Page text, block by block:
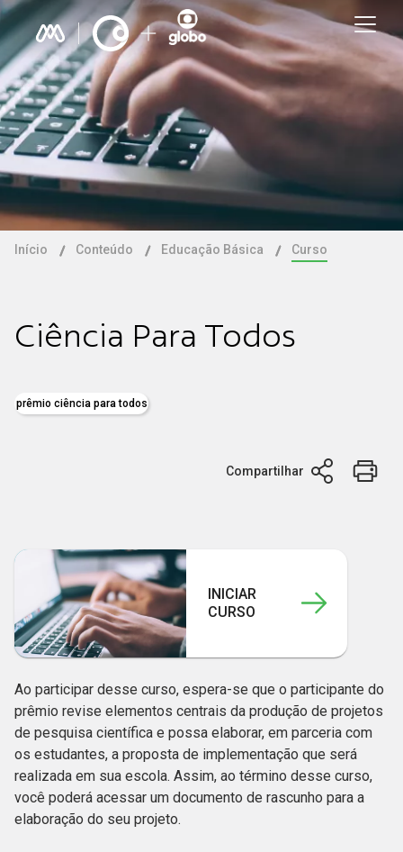
Início Conteúdo Educação Básica Curso
Ciência Para Todos
prêmio ciência para todos
Compartilhar
INICIAR
CURSO
Ao participar desse curso, espera-se que o participante do
prêmio revise elementos centrais da produção de projetos
de pesquisa científica e possa elaborar, em parceria com
os estudantes, a proposta de implementação que será
realizada em sua escola. Assim, ao término desse curso,
você poderá acessar um documento de rascunho para a
elaboração do seu projeto.